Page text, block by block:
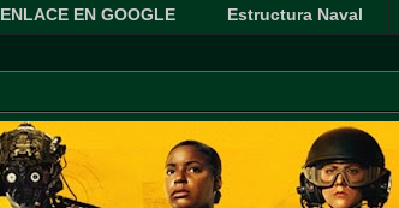
ENLACE EN GOOGLE Estructura Naval